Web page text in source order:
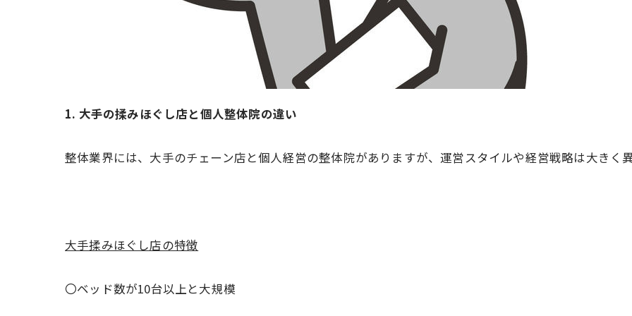
1. 大手の揉みほぐし店と個人整体院の違い
整体業界には、大手のチェーン店と個人経営の整体院がありますが、運営スタイルや経営戦略は大きく異
大手揉みほぐし店の特徴
〇ベッド数が10台以上と大規模